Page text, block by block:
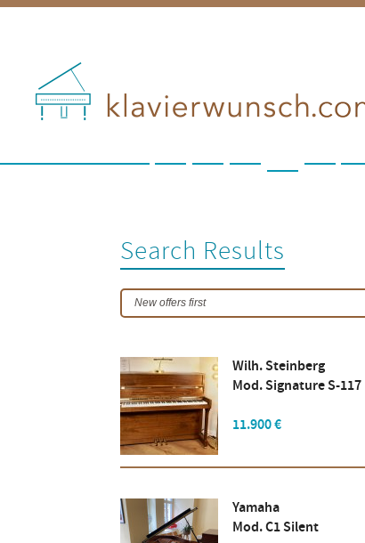
Search Results
Wilh. Steinberg
Mod. Signature S-117
11.900 €
Yamaha
Mod. C1 Silent